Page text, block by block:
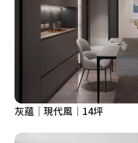
灰蘊│現代風│14坪